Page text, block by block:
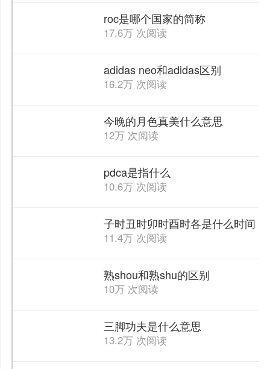
roc是哪个国家的简称
17.6万 次阅读
adidas neo和adidas区别
16.2万 次阅读
今晚的月色真美什么意思
12万 次阅读
pdca是指什么
10.6万 次阅读
子时丑时卯时酉时各是什么时间
11.4万 次阅读
熟shou和熟shu的区别
10万 次阅读
三脚功夫是什么意思
13.2万 次阅读